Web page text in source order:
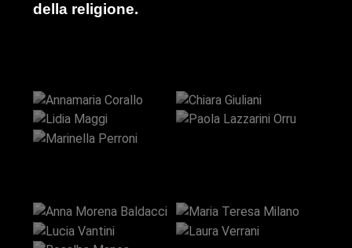
della religione.
Lidia Maggi
Lazzarini Orru
Marinella
Perroni
Lucia Vantini
Laura Verrani
Rosalba
Manes